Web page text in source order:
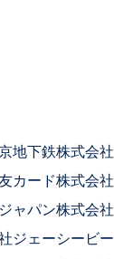
地下鉄株式会社
カード株式会社
ャパン株式会社
ジェーシービー